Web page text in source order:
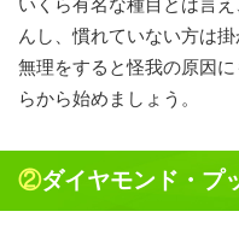
いくら有名な種目とは言
んし、慣れていない方は
無理をすると怪我の原因
らから始めましょう。
②ダイヤモンド・プ